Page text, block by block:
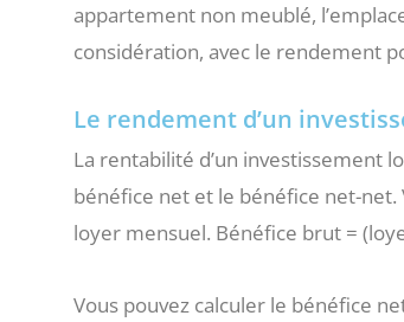
appartement non meublé,
considération, avec le rendement
Le rendement d’un
La rentabilité d’un investissement
bénéfice net et le bénéfice net-net.
loyer mensuel. Bénéfice brut =
Vous pouvez calculer le bénéfice